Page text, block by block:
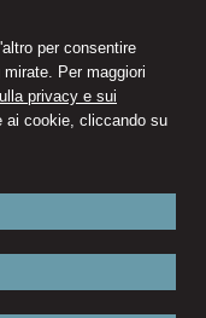
per consentire
Per maggiori
privacy e sui
ai cookie, cliccando su